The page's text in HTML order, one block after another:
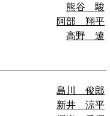
熊谷 駿
阿部 翔平
高野 遼
島川 俊郎
新井 涼平